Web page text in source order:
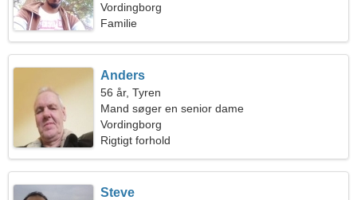
Vordingborg
Familie
Anders
56 år, Tyren
Mand søger en senior dame
Vordingborg
Rigtigt forhold
Steve